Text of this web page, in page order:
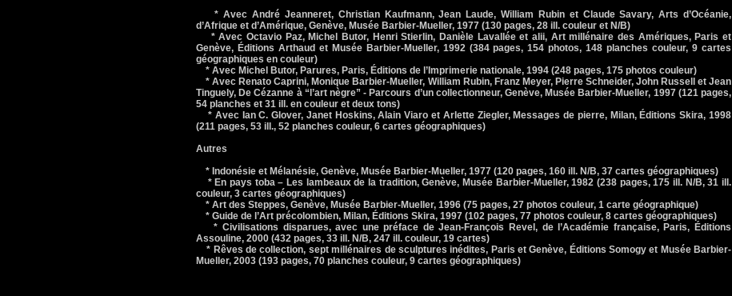
* Avec André Jeanneret, Christian Kaufmann, Jean Laude, William Rubin et Claude Savary, Arts d’Océanie,
d’Afrique et d’Amérique, Genève, Musée Barbier-Mueller, 1977 (130 pages, 28 ill. couleur et N/B)
* Avec Octavio Paz, Michel Butor, Henri Stierlin, Danièle Lavallée et alii, Art millénaire des Amériques, Paris et
Genève, Éditions Arthaud et Musée Barbier-Mueller, 1992 (384 pages, 154 photos, 148 planches couleur, 9 cartes
géographiques en couleur)
* Avec Michel Butor, Parures, Paris, Éditions de l’Imprimerie nationale, 1994 (248 pages, 175 photos couleur)
* Avec Renato Caprini, Monique Barbier-Mueller, William Rubin, Franz Meyer, Pierre Schneider, John Russell et Jean
Tinguely, De Cézanne à “l’art nègre” - Parcours d’un collectionneur, Genève, Musée Barbier-Mueller, 1997 (121 pages,
54 planches et 31 ill. en couleur et deux tons)
* Avec Ian C. Glover, Janet Hoskins, Alain Viaro et Arlette Ziegler, Messages de pierre, Milan, Éditions Skira, 1998
(211 pages, 53 ill., 52 planches couleur, 6 cartes géographiques)
Autres
* Indonésie et Mélanésie, Genève, Musée Barbier-Mueller, 1977 (120 pages, 160 ill. N/B, 37 cartes géographiques)
* En pays toba – Les lambeaux de la tradition, Genève, Musée Barbier-Mueller, 1982 (238 pages, 175 ill. N/B, 31 ill.
couleur, 3 cartes géographiques)
* Art des Steppes, Genève, Musée Barbier-Mueller, 1996 (75 pages, 27 photos couleur, 1 carte géographique)
* Guide de l’Art précolombien, Milan, Éditions Skira, 1997 (102 pages, 77 photos couleur, 8 cartes géographiques)
* Civilisations disparues, avec une préface de Jean-François Revel, de l’Académie française, Paris, Éditions
Assouline, 2000 (432 pages, 33 ill. N/B, 247 ill. couleur, 19 cartes)
* Rêves de collection, sept millénaires de sculptures inédites, Paris et Genève, Éditions Somogy et Musée Barbier-
Mueller, 2003 (193 pages, 70 planches couleur, 9 cartes géographiques)